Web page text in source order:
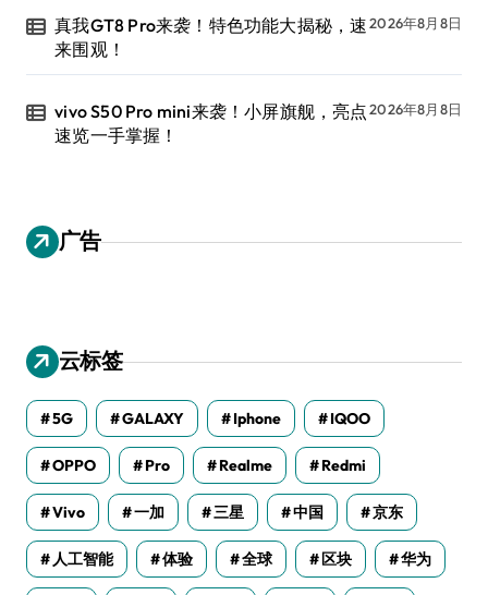
真我GT8 Pro来袭！特色功能大揭秘，速
来围观！
2026年8月8日
vivo S50 Pro mini来袭！小屏旗舰，亮点
速览一手掌握！
2026年8月8日
广告
云标签
5G GALAXY Iphone IQOO
OPPO Pro Realme Redmi
Vivo 一加 三星 中国 京东
人工智能 体验 全球 区块 华为